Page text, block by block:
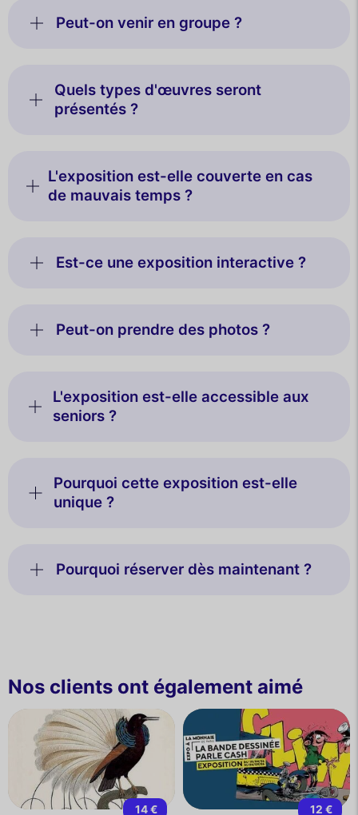
Peut-on venir en groupe ?
Quels types d'œuvres seront
présentés ?
L'exposition est-elle couverte en cas
de mauvais temps ?
Est-ce une exposition interactive ?
Peut-on prendre des photos ?
L'exposition est-elle accessible aux
seniors ?
Pourquoi cette exposition est-elle
unique ?
Pourquoi réserver dès maintenant ?
Nos clients ont également aimé
14 € 12 €